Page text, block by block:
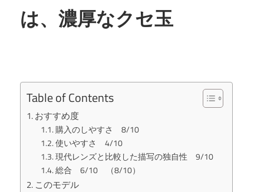
は、濃厚なクセ玉
Table of Contents
おすすめ度
購入のしやすさ 8/10
使いやすさ 4/10
現代レンズと比較した描写の独自性 9/10
総合 6/10 （8/10）
このモデル